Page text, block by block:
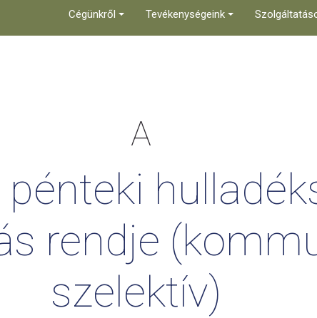
Cégünkről Tevékenységeink
A
pénteki
rendje
szelektív)